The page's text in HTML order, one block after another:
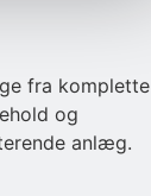
fra komplette
og
anlæg.